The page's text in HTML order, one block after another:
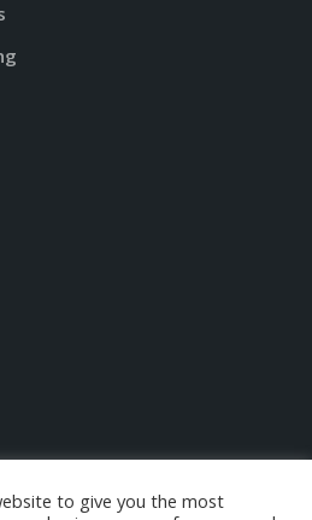
to give you the most